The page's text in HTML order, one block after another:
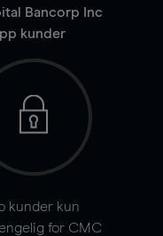
Bancorp Inc
kunder
kunder kun
for CMC